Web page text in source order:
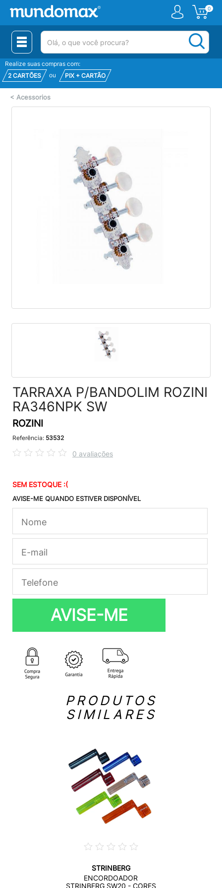
0
(pesquisar)
Realize suas compras com:
2 CARTÕES
ou PIX + CARTÃO
< Acessorios
TARRAXA P/BANDOLIM ROZINI
RA346NPK SW
ROZINI
Referência: 53532
0 avaliações
SEM ESTOQUE :(
AVISE-ME QUANDO ESTIVER DISPONÍVEL
AVISE-ME
PRODUTOS
SIMILARES
STRINBERG
ENCORDOADOR
STRINBERG SW20 - CORES